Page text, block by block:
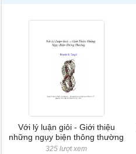
Với lý luận giỏi - Giới thiệu
những ngụy biện thông thường
325 lượt xem